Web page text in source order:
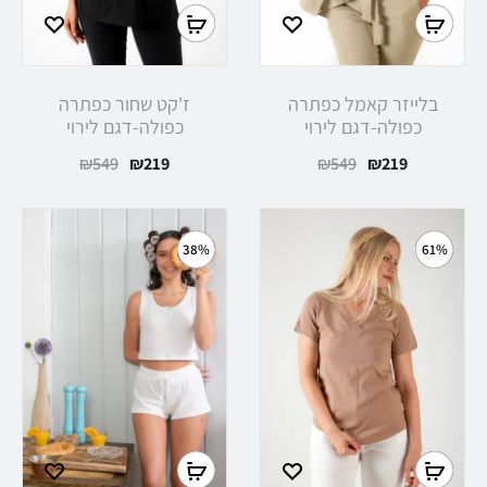
בחר
אפשרויות
בלייזר קאמל כפתרה
כפולה-דגם לירוי
₪549 המחיר
היה:
₪219המחיר
הוא:
₪219.
בחר
אפשרויות
ז'קט שחור כפתרה
כפולה-דגם לירוי
₪549 המחיר
היה:
₪549.
₪219המחיר
הוא:
₪219.
61%
בחר
38%
בחר